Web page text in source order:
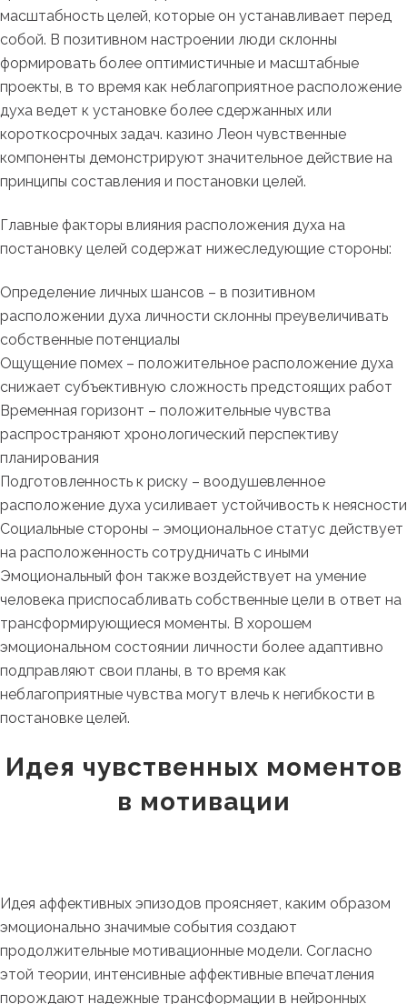
масштабность целей, которые он устанавливает перед
собой. В позитивном настроении люди склонны
формировать более оптимистичные и масштабные
проекты, в то время как неблагоприятное расположение
духа ведет к установке более сдержанных или
короткосрочных задач. казино Леон чувственные
компоненты демонстрируют значительное действие на
принципы составления и постановки целей.
Главные факторы влияния расположения духа на
постановку целей содержат нижеследующие стороны:
Определение личных шансов – в позитивном
расположении духа личности склонны преувеличивать
собственные потенциалы
Ощущение помех – положительное расположение духа
снижает субъективную сложность предстоящих работ
Временная горизонт – положительные чувства
распространяют хронологический перспективу
планирования
Подготовленность к риску – воодушевленное
расположение духа усиливает устойчивость к неясности
Социальные стороны – эмоциональное статус действует
на расположенность сотрудничать с иными
Эмоциональный фон также воздействует на умение
человека приспосабливать собственные цели в ответ на
трансформирующиеся моменты. В хорошем
эмоциональном состоянии личности более адаптивно
подправляют свои планы, в то время как
неблагоприятные чувства могут влечь к негибкости в
постановке целей.
Идея чувственных моментов
в мотивации
Идея аффективных эпизодов проясняет, каким образом
эмоционально значимые события создают
продолжительные мотивационные модели. Согласно
этой теории, интенсивные аффективные впечатления
порождают надежные трансформации в нейронных